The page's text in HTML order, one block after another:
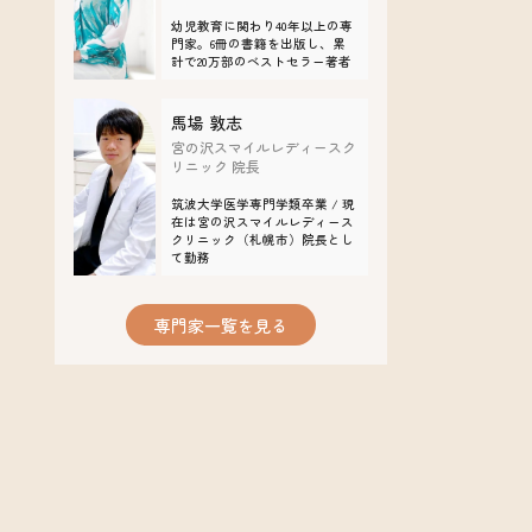
​​幼児教育に関わり40年以上の専
門家。6冊の書籍を出版し、累
計で20万部のベストセラー著者
馬場 敦志
宮の沢スマイルレディースク
リニック 院長
筑波大学医学専門学類卒業 / 現
在は宮の沢スマイルレディース
クリニック（札幌市）院長とし
て勤務
専門家一覧を見る